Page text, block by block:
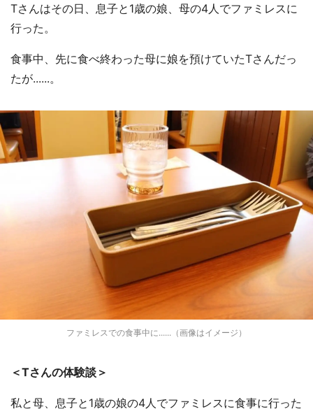
Tさんはその日、息子と1歳の娘、母の4人でファミレスに
行った。
食事中、先に食べ終わった母に娘を預けていたTさんだっ
たが......。
ファミレスでの食事中に......（画像はイメージ）
＜Tさんの体験談＞
私と母、息子と1歳の娘の4人でファミレスに食事に行った